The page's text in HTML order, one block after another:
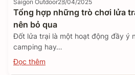
Saigon Outdoor28/04/2025
Tổng hợp những trò chơi lửa
nên bỏ qua
Đốt lửa trại là một hoạt động đầy ý
camping hay…
Đọc thêm